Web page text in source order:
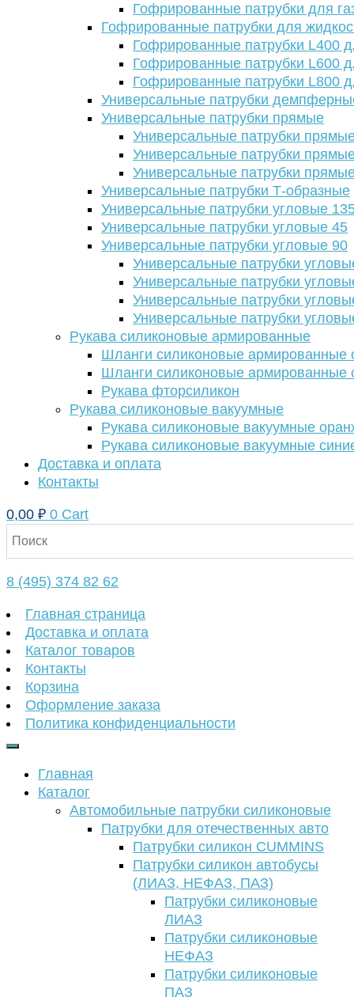
Гофрированные патрубки для
Гофрированные патрубки для
Гофрированные патрубки L400
Гофрированные патрубки L600
Гофрированные патрубки L800
Универсальные патрубки
Универсальные патрубки прямые
Универсальные патрубки
Универсальные патрубки
Универсальные патрубки
Универсальные патрубки Т-образные
Универсальные патрубки угловые
Универсальные патрубки угловые 45
Универсальные патрубки угловые 90
Универсальные патрубки
Универсальные патрубки
Универсальные патрубки
Универсальные патрубки
Рукава силиконовые армированные
Шланги силиконовые армированные
Шланги силиконовые армированные
Рукава фторсиликон
Рукава силиконовые вакуумные
Рукава силиконовые вакуумные
Рукава силиконовые вакуумные
Доставка и оплата
Контакты
0,00 ₽ 0 Cart
8 (495) 374 82 62
Главная страница
Доставка и оплата
Каталог товаров
Контакты
Корзина
Оформление заказа
Политика конфиденциальности
Главная
Каталог
Автомобильные патрубки силиконовые
Патрубки для отечественных авто
Патрубки силикон CUMMINS
Патрубки силикон автобусы
(ЛИАЗ, НЕФАЗ, ПАЗ)
Патрубки силиконовые
ЛИАЗ
Патрубки силиконовые
НЕФАЗ
Патрубки силиконовые
ПАЗ